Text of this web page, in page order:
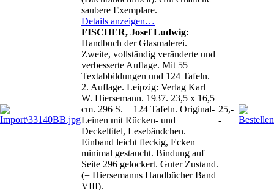
saubere Exemplare.
Details anzeigen…
FISCHER, Josef Ludwig:
Handbuch der Glasmalerei.
Zweite, vollständig veränderte und
verbesserte Auflage. Mit 55
Textabbildungen und 124 Tafeln.
2. Auflage. Leipzig: Verlag Karl
W. Hiersemann. 1937. 23,5 x 16,5
cm. 296 S. + 124 Tafeln. Original-
Leinen mit Rücken- und
Deckeltitel, Lesebändchen.
Einband leicht fleckig, Ecken
minimal gestaucht. Bindung auf
Seite 296 gelockert. Guter Zustand.
(= Hiersemanns Handbücher Band
VIII).
25,-
-